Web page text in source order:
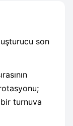
son
turnuva